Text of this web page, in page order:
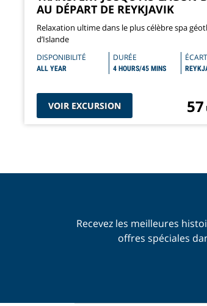
AU DÉPART DE REYKJAVIK
Relaxation ultime dans le plus célèbre spa
d’Islande
DISPONIBILITÉ
ALL YEAR
DURÉE
4 HOURS/45 MINS
VOIR EXCURSION 57
Recevez les meilleures
offres spéciales